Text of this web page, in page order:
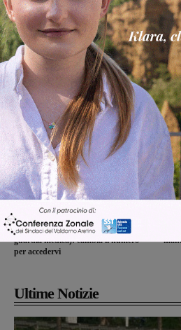
Scomparso da una
Fiorentino l’uomo che
Levane nel 2020
Cronaca 4 Agosto 2026
Un anno fa la strage in A1
Gianni, Giulia e Franco.
processo, lo stop ai
Articolo precedente
Servizio di continuità assistenziale (ex
guardia medica): cambia il numero
per accedervi
Ultime Notizie